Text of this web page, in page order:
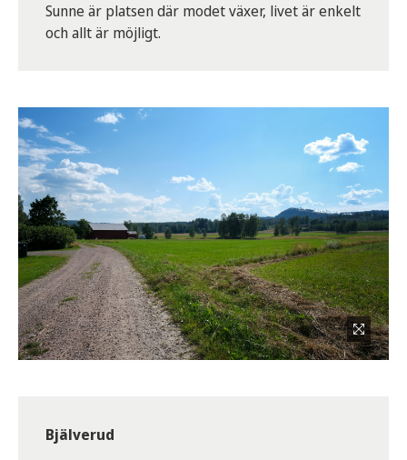
Sunne är platsen där modet växer, livet är enkelt
och allt är möjligt.
Bjälverud